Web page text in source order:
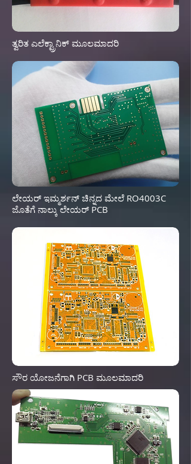
ತ್ವರಿತ ಎಲೆಕ್ಟ್ರಾನಿಕ್ ಮೂಲಮಾದರಿ
ಲೇಯರ್ ಇಮ್ಮರ್ಶನ್ ಚಿನ್ನದ ಮೇಲೆ RO4003C
ಜೊತೆಗೆ ನಾಲ್ಕು ಲೇಯರ್ PCB
ಸೌರ ಯೋಜನೆಗಾಗಿ PCB ಮೂಲಮಾದರಿ